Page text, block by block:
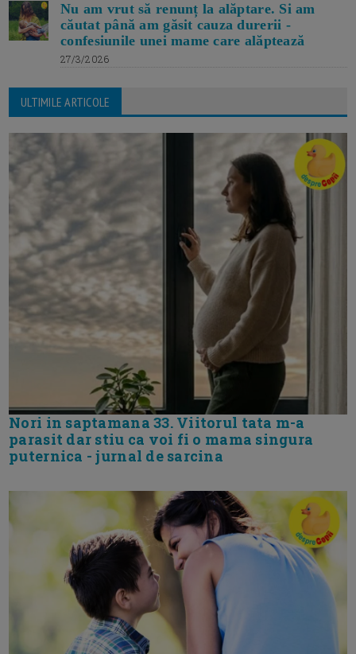
Nu am vrut să renunț la alăptare. Si am
căutat până am găsit cauza durerii -
confesiunile unei mame care alăptează
27/3/2026
ULTIMILE ARTICOLE
Nori in saptamana 33. Viitorul tata m-a
parasit dar stiu ca voi fi o mama singura
puternica - jurnal de sarcina